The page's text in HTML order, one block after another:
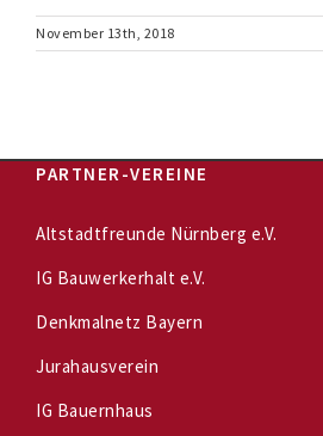
November 13th, 2018
PARTNER-VEREINE
Altstadtfreunde Nürnberg e.V.
IG Bauwerkerhalt e.V.
Denkmalnetz Bayern
Jurahausverein
IG Bauernhaus